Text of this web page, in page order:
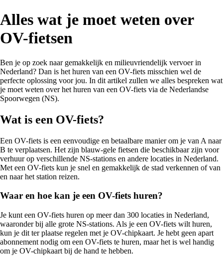
Alles wat je moet weten over
OV-fietsen
Ben je op zoek naar gemakkelijk en milieuvriendelijk vervoer in
Nederland? Dan is het huren van een OV-fiets misschien wel de
perfecte oplossing voor jou. In dit artikel zullen we alles bespreken wat
je moet weten over het huren van een OV-fiets via de Nederlandse
Spoorwegen (NS).
Wat is een OV-fiets?
Een OV-fiets is een eenvoudige en betaalbare manier om je van A naar
B te verplaatsen. Het zijn blauw-gele fietsen die beschikbaar zijn voor
verhuur op verschillende NS-stations en andere locaties in Nederland.
Met een OV-fiets kun je snel en gemakkelijk de stad verkennen of van
en naar het station reizen.
Waar en hoe kan je een OV-fiets huren?
Je kunt een OV-fiets huren op meer dan 300 locaties in Nederland,
waaronder bij alle grote NS-stations. Als je een OV-fiets wilt huren,
kun je dit ter plaatse regelen met je OV-chipkaart. Je hebt geen apart
abonnement nodig om een OV-fiets te huren, maar het is wel handig
om je OV-chipkaart bij de hand te hebben.